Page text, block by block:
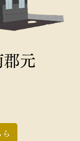
郡元